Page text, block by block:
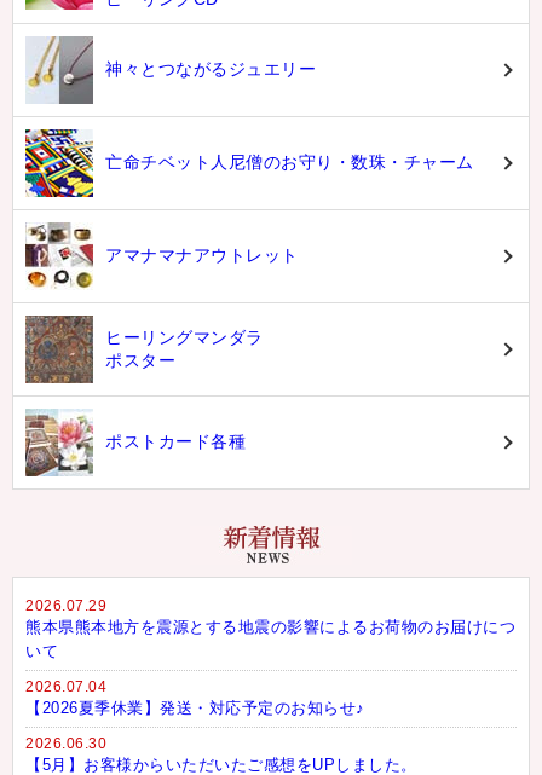
神々とつながるジュエリー
亡命チベット人尼僧のお守り・数珠・チャーム
アマナマナアウトレット
ヒーリングマンダラ
ポスター
ポストカード各種
2026.07.29
熊本県熊本地方を震源とする地震の影響によるお荷物のお届けにつ
いて
2026.07.04
【2026夏季休業】発送・対応予定のお知らせ♪
2026.06.30
【5月】お客様からいただいたご感想をUPしました。